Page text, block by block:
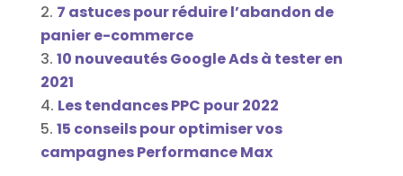
7 astuces pour réduire l’abandon de
panier e-commerce
10 nouveautés Google Ads à tester en
2021
Les tendances PPC pour 2022
15 conseils pour optimiser vos
campagnes Performance Max